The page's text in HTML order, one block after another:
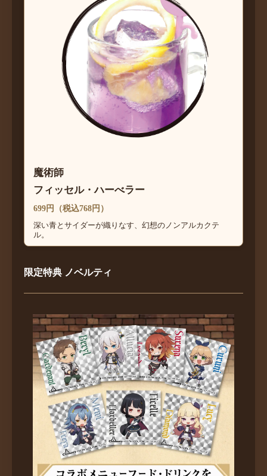
魔術師
フィッセル・ハーべラー
699円（税込768円）
深い青とサイダーが織りなす、幻想のノンアルカクテ
ル。
限定特典 ノベルティ